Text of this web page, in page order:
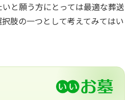
と願う方にとっては最適な葬送
肢の一つとして考えてみてはい